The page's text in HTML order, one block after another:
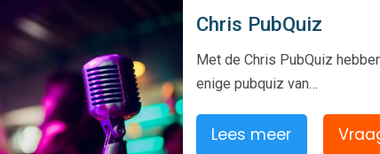
Chris PubQuiz
Met de Chris PubQuiz
enige pubquiz van…
Lees meer